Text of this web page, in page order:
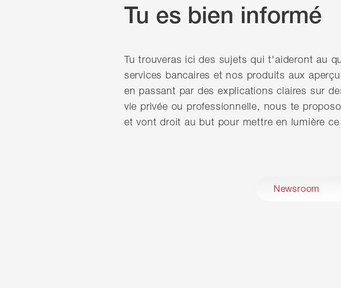
Tu es bien informé
Tu trouveras ici des sujets qui t'aideront au
services bancaires et nos produits aux
en passant par des explications claires sur
vie privée ou professionnelle, nous te
et vont droit au but pour mettre en lumière
Newsroom